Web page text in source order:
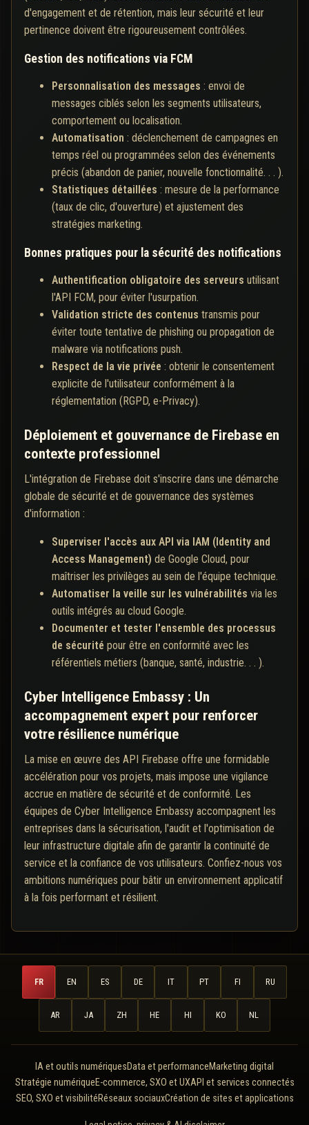
d'engagement et de rétention, mais leur sécurité et leur
pertinence doivent être rigoureusement contrôlées.
Gestion des notifications via FCM
Personnalisation des messages : envoi de
messages ciblés selon les segments utilisateurs,
comportement ou localisation.
Automatisation : déclenchement de campagnes en
temps réel ou programmées selon des événements
précis (abandon de panier, nouvelle fonctionnalité. . . ).
Statistiques détaillées : mesure de la performance
(taux de clic, d'ouverture) et ajustement des
stratégies marketing.
Bonnes pratiques pour la sécurité des notifications
Authentification obligatoire des serveurs utilisant
l'API FCM, pour éviter l'usurpation.
Validation stricte des contenus transmis pour
éviter toute tentative de phishing ou propagation de
malware via notifications push.
Respect de la vie privée : obtenir le consentement
explicite de l'utilisateur conformément à la
réglementation (RGPD, e-Privacy).
Déploiement et gouvernance de Firebase en
contexte professionnel
L'intégration de Firebase doit s'inscrire dans une démarche
globale de sécurité et de gouvernance des systèmes
d'information :
Superviser l'accès aux API via IAM (Identity and
Access Management) de Google Cloud, pour
maîtriser les privilèges au sein de l'équipe technique.
Automatiser la veille sur les vulnérabilités via les
outils intégrés au cloud Google.
Documenter et tester l'ensemble des processus
de sécurité pour être en conformité avec les
référentiels métiers (banque, santé, industrie. . . ).
Cyber Intelligence Embassy : Un
accompagnement expert pour renforcer
votre résilience numérique
La mise en œuvre des API Firebase offre une formidable
accélération pour vos projets, mais impose une vigilance
accrue en matière de sécurité et de conformité. Les
équipes de Cyber Intelligence Embassy accompagnent les
entreprises dans la sécurisation, l'audit et l'optimisation de
leur infrastructure digitale afin de garantir la continuité de
service et la confiance de vos utilisateurs. Confiez-nous vos
ambitions numériques pour bâtir un environnement applicatif
à la fois performant et résilient.
FR EN ES DE IT PT FI RU
AR JA ZH HE HI KO NL
IA et outils numériquesData et performanceMarketing digital
Stratégie numériqueE-commerce, SXO et UXAPI et services connectés
SEO, SXO et visibilitéRéseaux sociauxCréation de sites et applications